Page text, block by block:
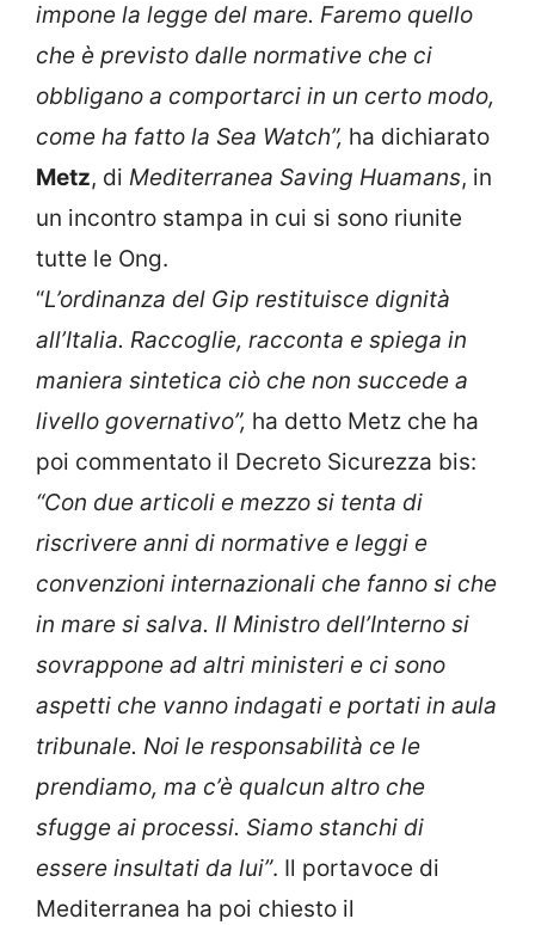
impone la legge del mare. Faremo quello
che è previsto dalle normative che ci
obbligano a comportarci in un certo modo,
come ha fatto la Sea Watch”, ha dichiarato
Metz, di Mediterranea Saving Huamans, in
un incontro stampa in cui si sono riunite
tutte le Ong.
“L’ordinanza del Gip restituisce dignità
all’Italia. Raccoglie, racconta e spiega in
maniera sintetica ciò che non succede a
livello governativo”, ha detto Metz che ha
poi commentato il Decreto Sicurezza bis:
“Con due articoli e mezzo si tenta di
riscrivere anni di normative e leggi e
convenzioni internazionali che fanno si che
in mare si salva. Il Ministro dell’Interno si
sovrappone ad altri ministeri e ci sono
aspetti che vanno indagati e portati in aula
tribunale. Noi le responsabilità ce le
prendiamo, ma c’è qualcun altro che
sfugge ai processi. Siamo stanchi di
essere insultati da lui”. Il portavoce di
Mediterranea ha poi chiesto il